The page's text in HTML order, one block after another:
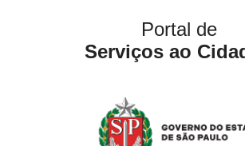
Portal de
Serviços ao